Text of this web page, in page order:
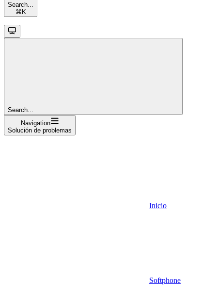
Search...
⌘ K
Search...
Navigation
Solución de problemas
Inicio
Softphone